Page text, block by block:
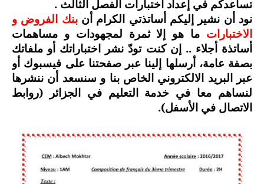
السنة الثالثة متوسط
السنة الرابعة متوسط
شهادة التعليم المتوسط
محفظة الأستاذ
بنك مذكرات الاستاذ
تساعدكم في إعداد اختبارات الفصل الثالث .
نود أن نشير إليكم أساتذتي الكرام أنبنك الفروض و
الاختبارات ما هو إلا ثمرة لمجهودات و مساهمات
أساتذة أجلاء .. إن كنت تودّ نشر اختباراتك أو ملفاتك
بصفة عامة، أرسلها إلينا عبر صفحتنا على فيسبوك أو
عبر البريد الالكتروني الخاص بنا و سنسعد أن ننشرها
لنساهم معا في خدمة التعليم في الجزائر (روابط
الاتصال في الأسفل).